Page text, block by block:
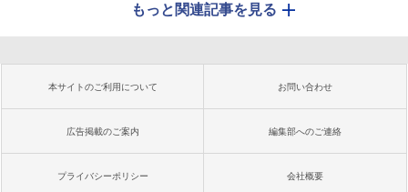
もっと関連記事を見る
本サイトのご利用について お問い合わせ
広告掲載のご案内 編集部へのご連絡
プライバシーポリシー 会社概要